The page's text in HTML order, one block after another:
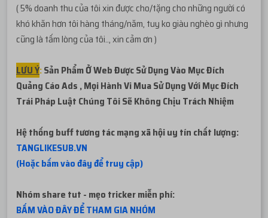
( 5% doanh thu của tôi xin được cho/tặng cho những người có
khó khăn hơn tôi hàng tháng/năm, tuy ko giàu nghèo gì nhưng
cũng là tấm lòng của tôi.., xin cảm ơn )
LƯU Ý:Sản Phẩm Ở Web Được Sử Dụng Vào Mục Đích
Quảng Cáo Ads , Mọi Hành Vi Mua Sử Dụng Với Mục Đích
Trái Pháp Luật Chúng Tôi Sẽ Không Chịu Trách Nhiệm
Hệ thống buff tương tác mạng xã hội uy tín chất lượng:
TANGLIKESUB.VN
(Hoặc bấm vào đây để truy cập)
Nhóm share tut - mẹo tricker miễn phí:
BẤM VÀO ĐÂY ĐỂ THAM GIA NHÓM